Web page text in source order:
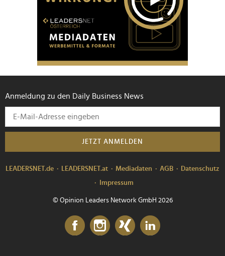
Anmeldung zu den Daily Business News
JETZT ANMELDEN
LEADERSNET.de LEADERSNET.at Mediadaten AGB
Datenschutz
Impressum
© Opinion Leaders Network GmbH 2026